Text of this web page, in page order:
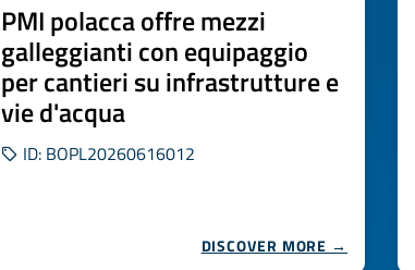
PMI polacca offre mezzi
galleggianti con equipaggio
per cantieri su infrastrutture e
vie d'acqua
ID: BOPL20260616012
DISCOVER MORE →